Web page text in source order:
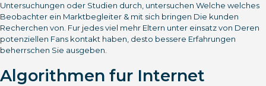
Untersuchungen oder Studien durch, untersuchen Welche welches
Beobachter ein Marktbegleiter & mit sich bringen Die kunden
Recherchen von. Fur jedes viel mehr Eltern unter einsatz von Deren
potenziellen Fans kontakt haben, desto bessere Erfahrungen
beherrschen Sie ausgeben.
Algorithmen fur Internet